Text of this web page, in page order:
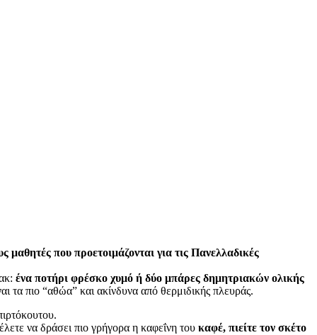
που προετοιμάζονται για τις Πανελλαδικές
ένα ποτήρι φρέσκο χυμό ή δύο μπάρες δημητριακών ολικής
τα πιο “αθώα” και ακίνδυνα από θερμιδικής πλευράς.
να δράσει πιο γρήγορα η καφεΐνη του καφέ, πιείτε τον σκέτο